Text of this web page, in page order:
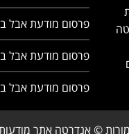
פרסום מודעת אבל
פרסום מודעת אבל
פרסום מודעת אבל
© אנדרטה אתר